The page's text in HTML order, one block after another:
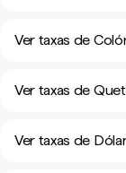
Ver taxas de
Ver taxas de
Ver taxas de